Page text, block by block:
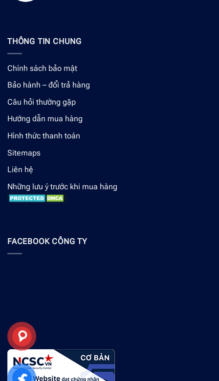
THÔNG TIN CHUNG
Chính sách bảo mật
Bảo hành – đổi trả hàng
Câu hỏi thường gặp
Hướng dẫn mua hàng
Hình thức thanh toán
Sitemaps
Liên hệ
Những lưu ý trước khi mua hàng
FACEBOOK CÔNG TY